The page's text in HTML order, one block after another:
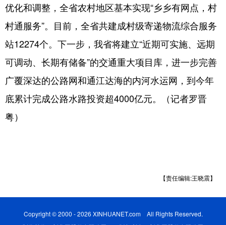
优化和调整，全省农村地区基本实现“乡乡有网点，村
村通服务”。目前，全省共建成村级寄递物流综合服务
站12274个。下一步，我省将建立“近期可实施、远期
可调动、长期有储备”的交通重大项目库，进一步完善
广覆深达的公路网和通江达海的内河水运网，到今年
底累计完成公路水路投资超4000亿元。（记者罗晋
粤）
【责任编辑:王晓震】
Copyright © 2000 - 2026 XINHUANET.com All Rights Reserved.